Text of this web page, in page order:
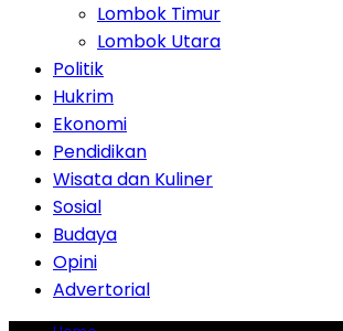
Lombok Timur
Lombok Utara
Politik
Hukrim
Ekonomi
Pendidikan
Wisata dan Kuliner
Sosial
Budaya
Opini
Advertorial